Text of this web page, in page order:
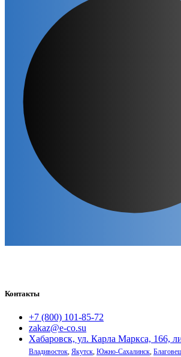
Контакты
+7 (800) 101-85-72
zakaz@e-co.su
Хабаровск, ул. Карла Маркса, 166,
Владивосток, Якутск, Южно-Сахалинск,